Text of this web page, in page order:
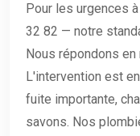
Pour les urgences
32 82 — notre
Nous répondons
L'intervention est
fuite importante,
savons. Nos